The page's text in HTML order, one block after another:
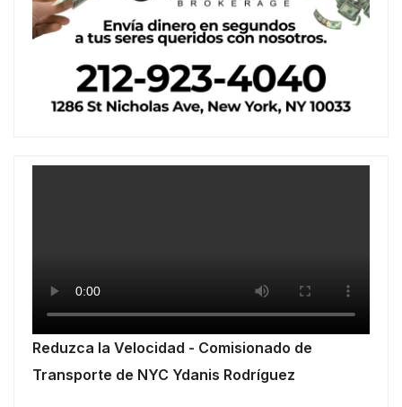
Reduzca la Velocidad - Comisionado de
Transporte de NYC Ydanis Rodríguez